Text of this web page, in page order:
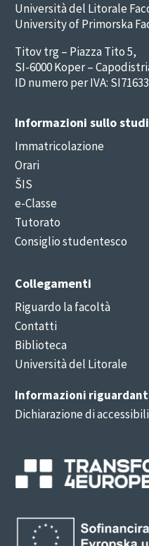
Università del Litorale
University of Primorska
Titov trg – Piazza Tito 5,
SI-6000 Koper –
ID numero per IVA:
Informazioni sullo
Immatricolazione
Orari
ŠIS
e-Classe
Tutorato
Consiglio studentesco
Collegamenti
Riguardo la facoltà
Contatti
Biblioteca
Università del Litorale
Informazioni
Dichiarazione di